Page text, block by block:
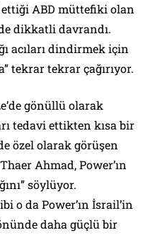
ABD müttefiki olan
dikkatli davrandı.
acıları dindirmek için
tekrar tekrar çağırıyor.
gönüllü olarak
tedavi ettikten kısa bir
özel olarak görüşen
Ahmad, Power’ın
söylüyor.
o da Power’ın İsrail’in
daha güçlü bir